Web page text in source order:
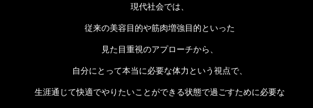
現代社会では、
従来の美容目的や筋肉増強目的といった
見た目重視のアプローチから、
自分にとって本当に必要な体力という視点で、
生涯通じて快適でやりたいことができる状態で過ごすために必要な